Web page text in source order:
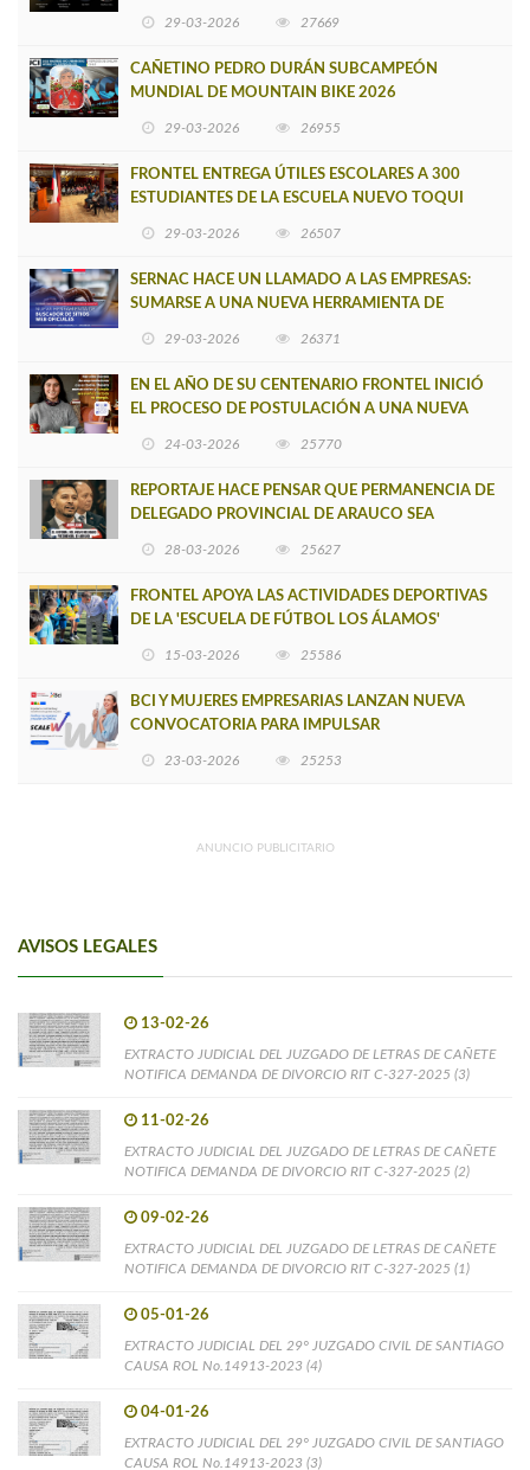
29-03-2026 27669
CAÑETINO PEDRO DURÁN SUBCAMPEÓN
MUNDIAL DE MOUNTAIN BIKE 2026
29-03-2026 26955
FRONTEL ENTREGA ÚTILES ESCOLARES A 300
ESTUDIANTES DE LA ESCUELA NUEVO TOQUI
29-03-2026 26507
SERNAC HACE UN LLAMADO A LAS EMPRESAS:
SUMARSE A UNA NUEVA HERRAMIENTA DE
29-03-2026 26371
EN EL AÑO DE SU CENTENARIO FRONTEL INICIÓ
EL PROCESO DE POSTULACIÓN A UNA NUEVA
24-03-2026 25770
REPORTAJE HACE PENSAR QUE PERMANENCIA DE
DELEGADO PROVINCIAL DE ARAUCO SEA
28-03-2026 25627
FRONTEL APOYA LAS ACTIVIDADES DEPORTIVAS
DE LA 'ESCUELA DE FÚTBOL LOS ÁLAMOS'
15-03-2026 25586
BCI Y MUJERES EMPRESARIAS LANZAN NUEVA
CONVOCATORIA PARA IMPULSAR
23-03-2026 25253
ANUNCIO PUBLICITARIO
AVISOS LEGALES
13-02-26
EXTRACTO JUDICIAL DEL JUZGADO DE LETRAS DE CAÑETE
NOTIFICA DEMANDA DE DIVORCIO RIT C-327-2025 (3)
11-02-26
EXTRACTO JUDICIAL DEL JUZGADO DE LETRAS DE CAÑETE
NOTIFICA DEMANDA DE DIVORCIO RIT C-327-2025 (2)
09-02-26
EXTRACTO JUDICIAL DEL JUZGADO DE LETRAS DE CAÑETE
NOTIFICA DEMANDA DE DIVORCIO RIT C-327-2025 (1)
05-01-26
EXTRACTO JUDICIAL DEL 29° JUZGADO CIVIL DE SANTIAGO
CAUSA ROL No.14913-2023 (4)
04-01-26
EXTRACTO JUDICIAL DEL 29° JUZGADO CIVIL DE SANTIAGO
CAUSA ROL No.14913-2023 (3)